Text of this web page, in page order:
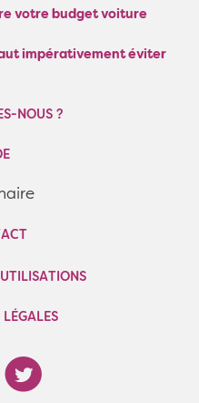
votre budget voiture
impérativement éviter
NOUS ?